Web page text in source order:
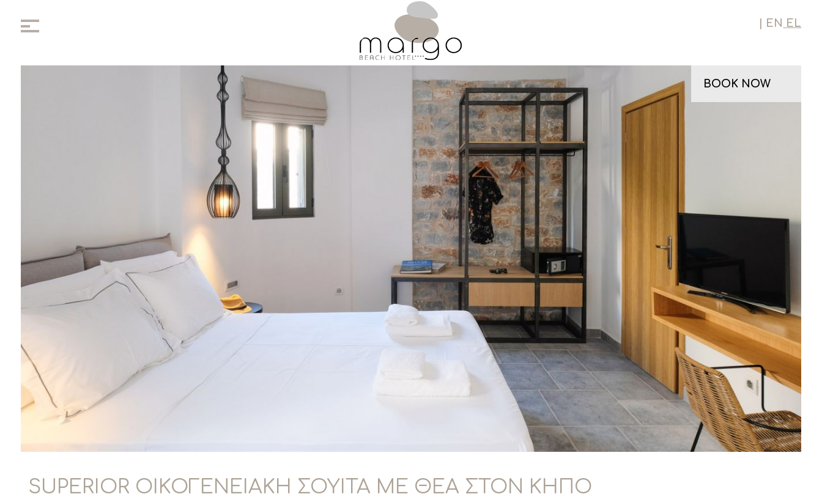
| EN EL
BOOK NOW
SUPERIOR ΟΙΚΟΓΕΝΕΙΑΚΗ ΣΟΥΙΤΑ ΜΕ ΘΕΑ ΣΤΟΝ ΚΗΠΟ